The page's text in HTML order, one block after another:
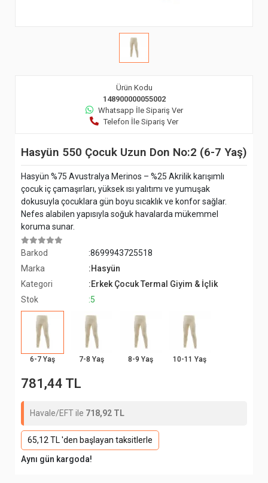
Ürün Kodu
148900000055002
Whatsapp İle Sipariş Ver
Telefon İle Sipariş Ver
Hasyün 550 Çocuk Uzun Don No:2 (6-7 Yaş)
Hasyün %75 Avustralya Merinos – %25 Akrilik karışımlı
çocuk iç çamaşırları, yüksek ısı yalıtımı ve yumuşak
dokusuyla çocuklara gün boyu sıcaklık ve konfor sağlar.
Nefes alabilen yapısıyla soğuk havalarda mükemmel
koruma sunar.
Barkod
:8699943725518
Marka
:Hasyün
Kategori
:Erkek Çocuk Termal Giyim & İçlik
Stok
:5
6-7 Yaş 7-8 Yaş 8-9 Yaş 10-11 Yaş
781,44 TL
Havale/EFT ile 718,92 TL
65,12 TL 'den başlayan taksitlerle
Aynı gün kargoda!